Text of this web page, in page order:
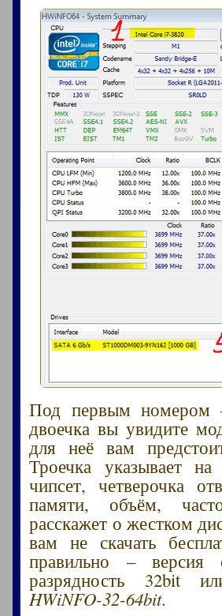
Под первым номером
двоечка вы увидите
для неё вам
Троечка указывает
чипсет, четверочка
памяти, объём,
расскажет о жестком
вам не скачать
правильно – версия
разрядность 32bit
HWiNFO-32-64bit.